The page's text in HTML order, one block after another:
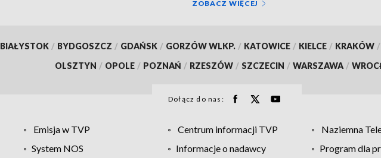
ZOBACZ WIĘCEJ
BIAŁYSTOK / BYDGOSZCZ / GDAŃSK / GORZÓW WLKP. / KATOWICE / KIELCE / KRAKÓW /
OLSZTYN / OPOLE / POZNAŃ / RZESZÓW / SZCZECIN / WARSZAWA /
Dołącz do nas:
Emisja w TVP Centrum informacji TVP Naziemna
System NOS Informacje o nadawcy
Program dla